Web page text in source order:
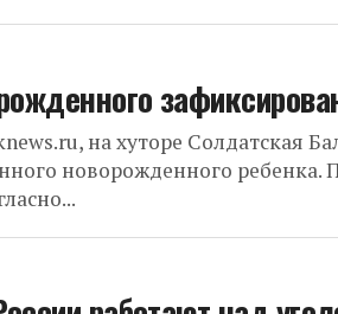
на хуторе Солдатская
новорожденного